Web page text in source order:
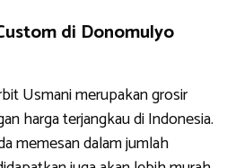
di Donomulyo
Usmani merupakan grosir
harga terjangkau di Indonesia.
memesan dalam jumlah